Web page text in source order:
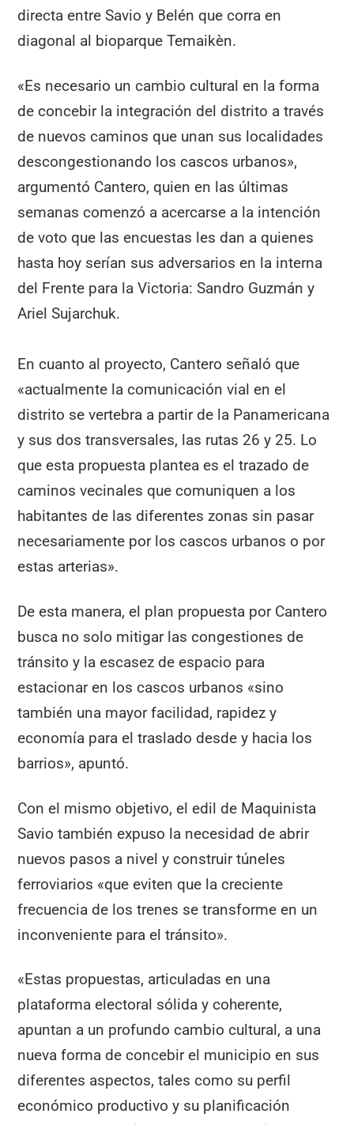
directa entre Savio y Belén que corra en
diagonal al bioparque Temaikèn.
«Es necesario un cambio cultural en la forma
de concebir la integración del distrito a través
de nuevos caminos que unan sus localidades
descongestionando los cascos urbanos»,
argumentó Cantero, quien en las últimas
semanas comenzó a acercarse a la intención
de voto que las encuestas les dan a quienes
hasta hoy serían sus adversarios en la interna
del Frente para la Victoria: Sandro Guzmán y
Ariel Sujarchuk.
En cuanto al proyecto, Cantero señaló que
«actualmente la comunicación vial en el
distrito se vertebra a partir de la Panamericana
y sus dos transversales, las rutas 26 y 25. Lo
que esta propuesta plantea es el trazado de
caminos vecinales que comuniquen a los
habitantes de las diferentes zonas sin pasar
necesariamente por los cascos urbanos o por
estas arterias».
De esta manera, el plan propuesta por Cantero
busca no solo mitigar las congestiones de
tránsito y la escasez de espacio para
estacionar en los cascos urbanos «sino
también una mayor facilidad, rapidez y
economía para el traslado desde y hacia los
barrios», apuntó.
Con el mismo objetivo, el edil de Maquinista
Savio también expuso la necesidad de abrir
nuevos pasos a nivel y construir túneles
ferroviarios «que eviten que la creciente
frecuencia de los trenes se transforme en un
inconveniente para el tránsito».
«Estas propuestas, articuladas en una
plataforma electoral sólida y coherente,
apuntan a un profundo cambio cultural, a una
nueva forma de concebir el municipio en sus
diferentes aspectos, tales como su perfil
económico productivo y su planificación